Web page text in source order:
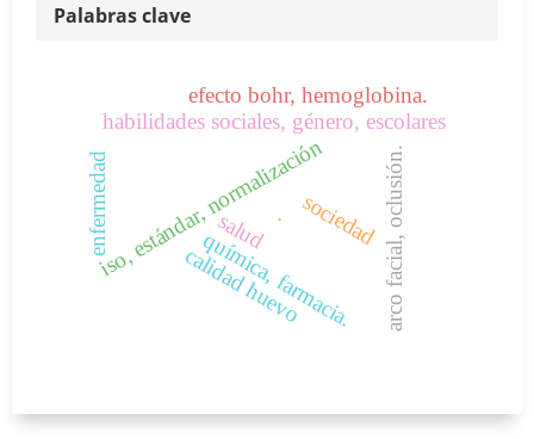
Palabras clave
iso, estándar, normalización
habilidades sociales, género, escolares
salud
enfermedad sociedadarco facial, oclusión.
química, farmacia.
.
calidad huevo
efecto bohr, hemoglobina.